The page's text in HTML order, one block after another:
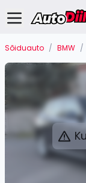
Sõiduauto / BMW /